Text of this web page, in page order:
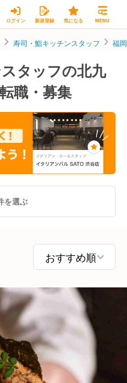
ログイン 新規登録 気になる MENU
寿司・鮨キッチンスタッフ 福
タッフの北九
職・募集
を選ぶ